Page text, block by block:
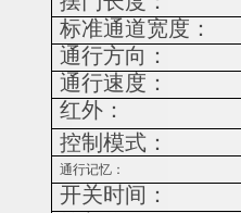
标准通道宽度：
通行方向：
通行速度：
红外：
控制模式：
通行记忆：
开关时间：